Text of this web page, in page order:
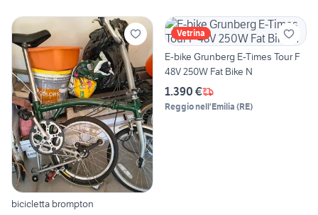
bicicletta brompton
Vetrina
E-bike Grunberg E-Times Tour F
48V 250W Fat Bike N
1.390 €
Reggio nell'Emilia (RE)